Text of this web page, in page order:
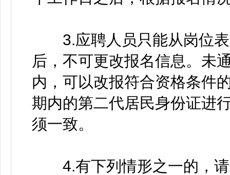
3.应聘人员只能从岗位表
后，不可更改报名信息。未
内，可以改报符合资格条件
期内的第二代居民身份证进
须一致。
4.有下列情形之一的，请